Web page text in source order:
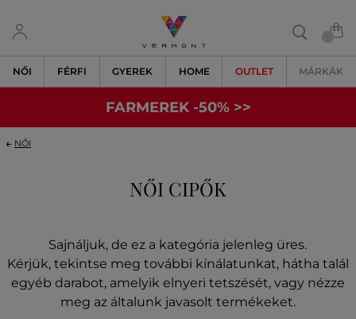
NŐI FÉRFI GYEREK HOME OUTLET MÁRKÁK
FARMEREK -50% >>
NŐI
NŐI CIPŐK
Sajnáljuk, de ez a kategória jelenleg üres.
Kérjük, tekintse meg további kínálatunkat, hátha talál
egyéb darabot, amelyik elnyeri tetszését, vagy nézze
meg az általunk javasolt termékeket.